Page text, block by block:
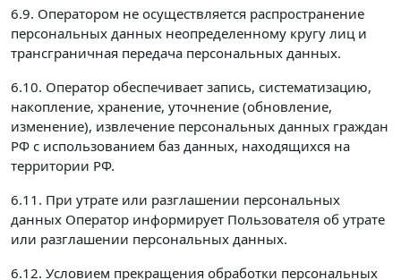
6.9. Оператором не осуществляется распространение
персональных данных неопределенному кругу лиц и
трансграничная передача персональных данных.
6.10. Оператор обеспечивает запись, систематизацию,
накопление, хранение, уточнение (обновление,
изменение), извлечение персональных данных граждан
РФ с использованием баз данных, находящихся на
территории РФ.
6.11. При утрате или разглашении персональных
данных Оператор информирует Пользователя об утрате
или разглашении персональных данных.
6.12. Условием прекращения обработки персональных